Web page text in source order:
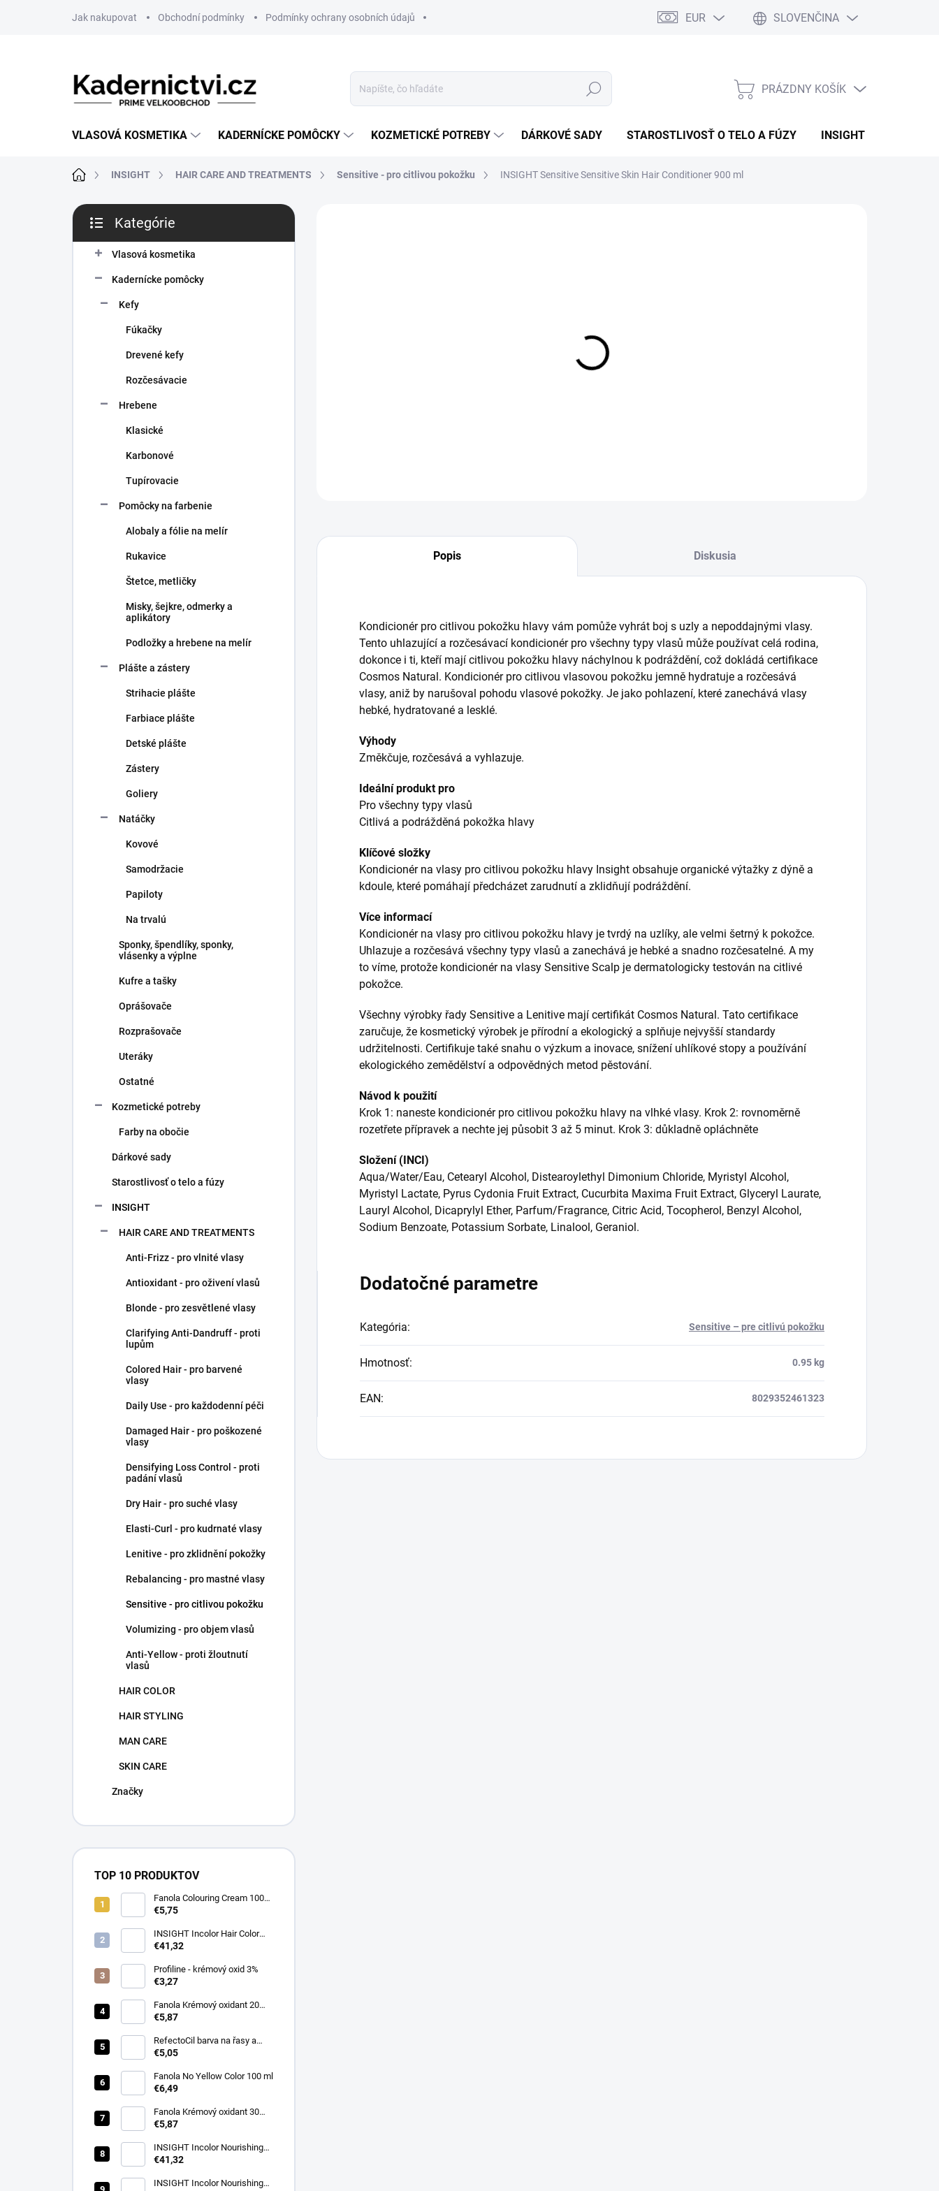
Jak nakupovat Obchodní podmínky Podmínky ochrany osobních údajů EUR SLOVENČINA
Hľadať
NÁKUPNÝ
PRÁZDNY KOŠÍK
VLASOVÁ KOSMETIKA KADERNÍCKE POMÔCKY KOZMETICKÉ POTREBY DÁRKOVÉ SADY STAROSTLIVOSŤ O TELO A FÚZY INSIGHT
DomovINSIGHT HAIR CARE AND TREATMENTS Sensitive - pro citlivou pokožku INSIGHT Sensitive Sensitive Skin Hair Conditioner 900 ml
B
č
kategórie
Kategórie
Vlasová kosmetika
Kadernícke pomôcky
Kefy
Fúkačky
Drevené kefy
Rozčesávacie
Hrebene
Klasické
Karbonové
Tupírovacie
Pomôcky na farbenie
Alobaly a fólie na melír
Rukavice
Štetce, metličky
Misky, šejkre, odmerky a
aplikátory
Podložky a hrebene na melír
Plášte a zástery
Strihacie plášte
Farbiace plášte
Detské plášte
Zástery
Goliery
Natáčky
Kovové
Samodržacie
Papiloty
Na trvalú
Sponky, špendlíky, sponky,
vlásenky a výplne
Kufre a tašky
Oprášovače
Rozprašovače
Uteráky
Ostatné
Kozmetické potreby
Farby na obočie
Dárkové sady
Starostlivosť o telo a fúzy
INSIGHT
HAIR CARE AND TREATMENTS
Anti-Frizz - pro vlnité vlasy
Antioxidant - pro oživení vlasů
Blonde - pro zesvětlené vlasy
Clarifying Anti-Dandruff - proti
lupům
Colored Hair - pro barvené
vlasy
Daily Use - pro každodenní péči
Damaged Hair - pro poškozené
vlasy
Densifying Loss Control - proti
padání vlasů
Dry Hair - pro suché vlasy
Elasti-Curl - pro kudrnaté vlasy
Lenitive - pro zklidnění pokožky
Rebalancing - pro mastné vlasy
Sensitive - pro citlivou pokožku
Volumizing - pro objem vlasů
Anti-Yellow - proti žloutnutí
vlasů
HAIR COLOR
HAIR STYLING
MAN CARE
SKIN CARE
Značky
TOP 10 PRODUKTOV
Fanola Colouring Cream 100
ml
€5,75
INSIGHT Incolor Hair Color
100ml
€41,32
Profiline - krémový oxid 3%
€3,27
Fanola Krémový oxidant 20
VOL(6%)1000ml
€5,87
RefectoCil barva na řasy a
obočí 3.1 světle hnědá 15 ml
€5,05
Fanola No Yellow Color 100 ml
€6,49
Fanola Krémový oxidant 30
VOL (9%) 1000ml
€5,87
INSIGHT Incolor Nourishing
Color Activator 40 vol. (12%)
€41,32
INSIGHT Incolor Nourishing
Popis Diskusia
Kondicionér pro citlivou pokožku hlavy vám pomůže vyhrát boj s uzly a nepoddajnými vlasy.
Tento uhlazující a rozčesávací kondicionér pro všechny typy vlasů může používat celá rodina,
dokonce i ti, kteří mají citlivou pokožku hlavy náchylnou k podráždění, což dokládá certifikace
Cosmos Natural. Kondicionér pro citlivou vlasovou pokožku jemně hydratuje a rozčesává
vlasy, aniž by narušoval pohodu vlasové pokožky. Je jako pohlazení, které zanechává vlasy
hebké, hydratované a lesklé.
Výhody
Změkčuje, rozčesává a vyhlazuje.
Ideální produkt pro
Pro všechny typy vlasů
Citlivá a podrážděná pokožka hlavy
Klíčové složky
Kondicionér na vlasy pro citlivou pokožku hlavy Insight obsahuje organické výtažky z dýně a
kdoule, které pomáhají předcházet zarudnutí a zklidňují podráždění.
Více informací
Kondicionér na vlasy pro citlivou pokožku hlavy je tvrdý na uzlíky, ale velmi šetrný k pokožce.
Uhlazuje a rozčesává všechny typy vlasů a zanechává je hebké a snadno rozčesatelné. A my
to víme, protože kondicionér na vlasy Sensitive Scalp je dermatologicky testován na citlivé
pokožce.
Všechny výrobky řady Sensitive a Lenitive mají certifikát Cosmos Natural. Tato certifikace
zaručuje, že kosmetický výrobek je přírodní a ekologický a splňuje nejvyšší standardy
udržitelnosti. Certifikuje také snahu o výzkum a inovace, snížení uhlíkové stopy a používání
ekologického zemědělství a odpovědných metod pěstování.
Návod k použití
Krok 1: naneste kondicionér pro citlivou pokožku hlavy na vlhké vlasy. Krok 2: rovnoměrně
rozetřete přípravek a nechte jej působit 3 až 5 minut. Krok 3: důkladně opláchněte
Složení (INCI)
Aqua/Water/Eau, Cetearyl Alcohol, Distearoylethyl Dimonium Chloride, Myristyl Alcohol,
Myristyl Lactate, Pyrus Cydonia Fruit Extract, Cucurbita Maxima Fruit Extract, Glyceryl Laurate,
Lauryl Alcohol, Dicaprylyl Ether, Parfum/Fragrance, Citric Acid, Tocopherol, Benzyl Alcohol,
Sodium Benzoate, Potassium Sorbate, Linalool, Geraniol.
Dodatočné parametre
Kategória: Sensitive – pre citlivú pokožku
Hmotnosť: 0.95 kg
EAN: 8029352461323